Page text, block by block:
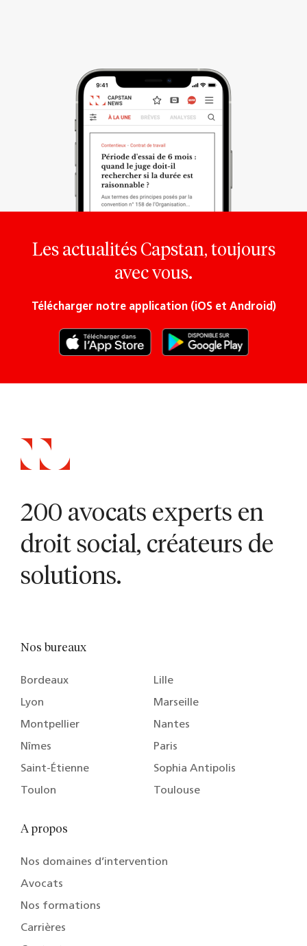
Les actualités Capstan, toujours
avec vous.
Télécharger notre application (iOS et Android)
200 avocats experts en
droit social, créateurs de
solutions.
Nos bureaux
Bordeaux
Lille
Lyon
Marseille
Montpellier
Nantes
Nîmes
Paris
Saint-Étienne
Sophia Antipolis
Toulon
Toulouse
A propos
Nos domaines d’intervention
Avocats
Nos formations
Carrières